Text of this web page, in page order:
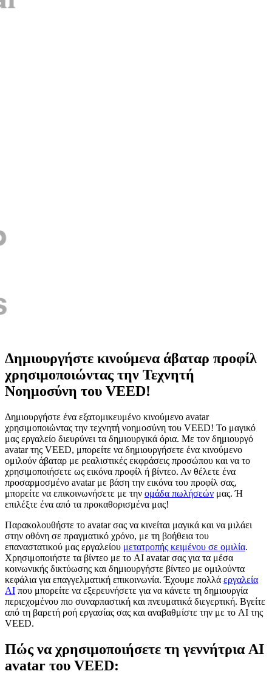
Δημιουργήστε κινούμενα άβαταρ προφίλ
χρησιμοποιώντας την Τεχνητή
Νοημοσύνη του VEED!
Δημιουργήστε ένα εξατομικευμένο κινούμενο avatar
χρησιμοποιώντας την τεχνητή νοημοσύνη του VEED! Το μαγικό
μας εργαλείο διευρύνει τα δημιουργικά όρια. Με τον δημιουργό
avatar της VEED, μπορείτε να δημιουργήσετε ένα κινούμενο
ομιλούν άβαταρ με ρεαλιστικές εκφράσεις προσώπου και να το
χρησιμοποιήσετε ως εικόνα προφίλ ή βίντεο. Αν θέλετε ένα
προσαρμοσμένο avatar με βάση την εικόνα του προφίλ σας,
μπορείτε να επικοινωνήσετε με την ομάδα πωλήσεών μας. Ή
επιλέξτε ένα από τα προκαθορισμένα μας!
Παρακολουθήστε το avatar σας να κινείται μαγικά και να μιλάει
στην οθόνη σε πραγματικό χρόνο, με τη βοήθεια του
επαναστατικού μας εργαλείου μετατροπής κειμένου σε ομιλία.
Χρησιμοποιήστε τα βίντεο με το AI avatar σας για τα μέσα
κοινωνικής δικτύωσης και δημιουργήστε βίντεο με ομιλούντα
κεφάλια για επαγγελματική επικοινωνία. Έχουμε πολλά εργαλεία
AI που μπορείτε να εξερευνήσετε για να κάνετε τη δημιουργία
περιεχομένου πιο συναρπαστική και πνευματικά διεγερτική. Βγείτε
από τη βαρετή ροή εργασίας σας και αναβαθμίστε την με το AI της
VEED.
Πώς να χρησιμοποιήσετε τη γεννήτρια AI
avatar του VEED: